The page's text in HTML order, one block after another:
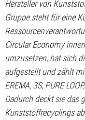
Hersteller von
Gruppe steht für eine
Circular Economy
umzusetzen, hat sich
aufgestellt und zählt
EREMA, 3S, PURE
Dadurch deckt sie das
Kunststoffrecyclings